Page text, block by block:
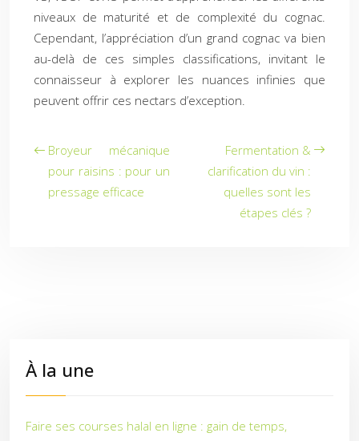
niveaux de maturité et de complexité du cognac.
Cependant, l’appréciation d’un grand cognac va bien
au-delà de ces simples classifications, invitant le
connaisseur à explorer les nuances infinies que
peuvent offrir ces nectars d’exception.
Broyeur mécanique
pour raisins : pour un
pressage efficace
Fermentation &
clarification du vin :
quelles sont les
étapes clés ?
À la une
Faire ses courses halal en ligne : gain de temps,